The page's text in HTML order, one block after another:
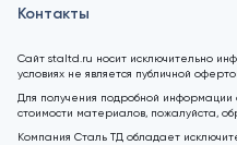
Контакты
Сайт staltd.ru носит исключительно
условиях не является публичной
Для получения подробной информации
стоимости материалов, пожалуйста,
Компания Сталь ТД обладает